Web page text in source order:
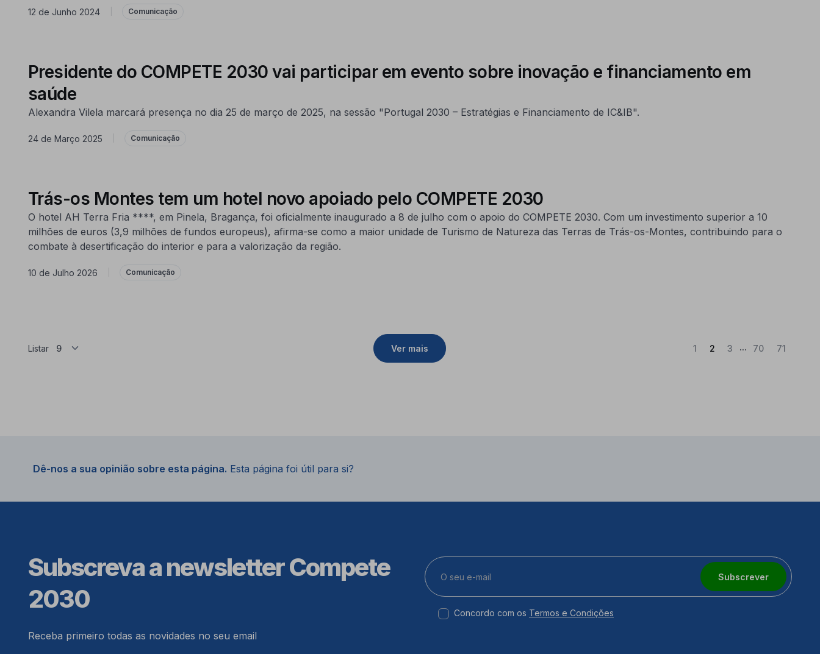
12 de Junho 2024 Comunicação
Presidente do COMPETE 2030 vai participar em evento sobre inovação e financiamento em
saúde
Alexandra Vilela marcará presença no dia 25 de março de 2025, na sessão "Portugal 2030 – Estratégias e Financiamento de IC&IB".
24 de Março 2025 Comunicação
Trás-os Montes tem um hotel novo apoiado pelo COMPETE 2030
O hotel AH Terra Fria ****, em Pinela, Bragança, foi oficialmente inaugurado a 8 de julho com o apoio do COMPETE 2030. Com um investimento superior a 10
milhões de euros (3,9 milhões de fundos europeus), afirma-se como a maior unidade de Turismo de Natureza das Terras de Trás-os-Montes, contribuindo para o
combate à desertificação do interior e para a valorização da região.
10 de Julho 2026 Comunicação
Listar Ver mais 1 2(Atual)
3 ... 70 71
Dê-nos a sua opinião sobre esta página. Esta página foi útil para si?
Subscreva a newsletter Compete
2030
Receba primeiro todas as novidades no seu email
Subscrever
Concordo com os Termos e Condições